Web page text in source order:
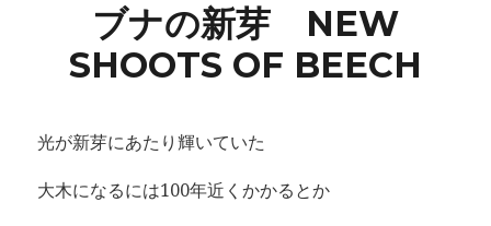
ブナの新芽 NEW
SHOOTS OF BEECH
光が新芽にあたり輝いていた
大木になるには100年近くかかるとか